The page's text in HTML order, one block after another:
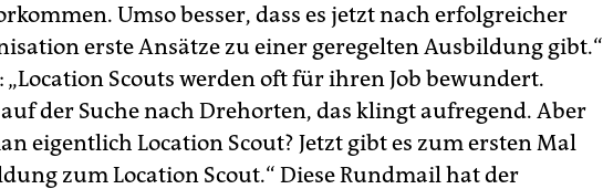
Umso besser, dass es jetzt nach erfolgreicher
erste Ansätze zu einer geregelten Ausbildung gibt.“
„Location Scouts werden oft für ihren Job bewundert.
der Suche nach Drehorten, das klingt aufregend. Aber
eigentlich Location Scout? Jetzt gibt es zum ersten Mal
zum Location Scout.“ Diese Rundmail hat der